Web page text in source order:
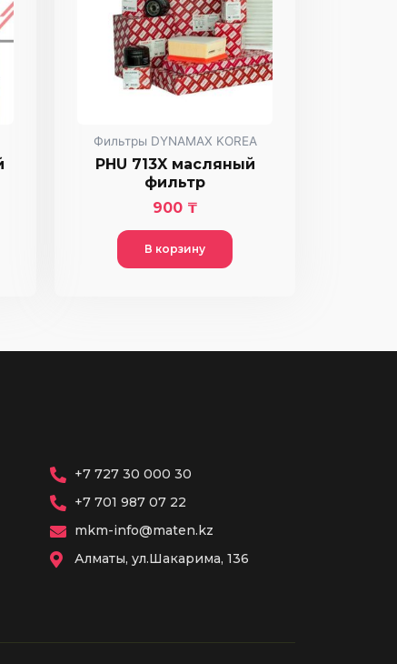
Фильтры DYNAMAX KOREA
PHU 713X масляный
фильтр
900 ₸
В корзину
+7 727 30 000 30
+7 701 987 07 22
mkm-info@maten.kz
Алматы, ул.Шакарима, 136